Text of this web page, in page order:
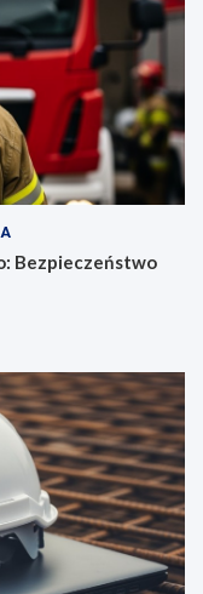
Bezpieczeństwo